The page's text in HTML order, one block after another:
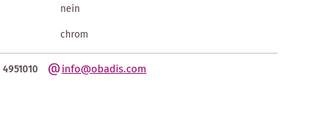
nein
chrom
info@obadis.com